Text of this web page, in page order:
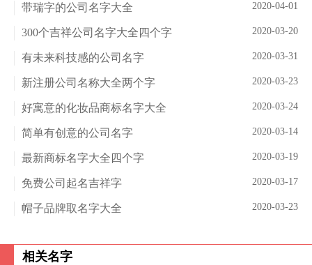
2020-04-01
带瑞字的公司名字大全
2020-03-20
300个吉祥公司名字大全四个字
2020-03-31
有未来科技感的公司名字
2020-03-23
新注册公司名称大全两个字
2020-03-24
好寓意的化妆品商标名字大全
2020-03-14
简单有创意的公司名字
2020-03-19
最新商标名字大全四个字
2020-03-17
免费公司起名吉祥字
2020-03-23
帽子品牌取名字大全
相关名字